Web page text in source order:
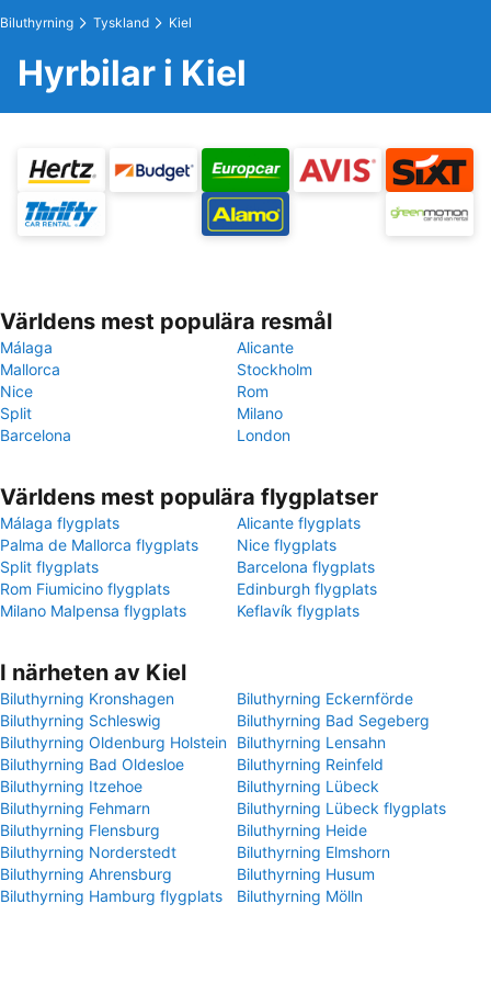
Biluthyrning Tyskland Kiel
Hyrbilar i Kiel
Världens mest populära resmål
Málaga
Alicante
Mallorca
Stockholm
Nice
Rom
Split
Milano
Barcelona
London
Världens mest populära flygplatser
Málaga flygplats
Alicante flygplats
Palma de Mallorca flygplats
Nice flygplats
Split flygplats
Barcelona flygplats
Rom Fiumicino flygplats
Edinburgh flygplats
Milano Malpensa flygplats
Keflavík flygplats
I närheten av Kiel
Biluthyrning Kronshagen
Biluthyrning Eckernförde
Biluthyrning Schleswig
Biluthyrning Bad Segeberg
Biluthyrning Oldenburg Holstein Biluthyrning Lensahn
Biluthyrning Bad Oldesloe
Biluthyrning Reinfeld
Biluthyrning Itzehoe
Biluthyrning Lübeck
Biluthyrning Fehmarn
Biluthyrning Lübeck flygplats
Biluthyrning Flensburg
Biluthyrning Heide
Biluthyrning Norderstedt
Biluthyrning Elmshorn
Biluthyrning Ahrensburg
Biluthyrning Husum
Biluthyrning Hamburg flygplats
Biluthyrning Mölln